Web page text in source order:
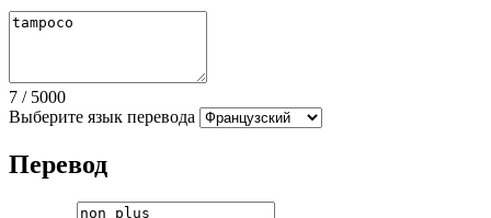
7 / 5000
Выберите язык перевода
Перевод